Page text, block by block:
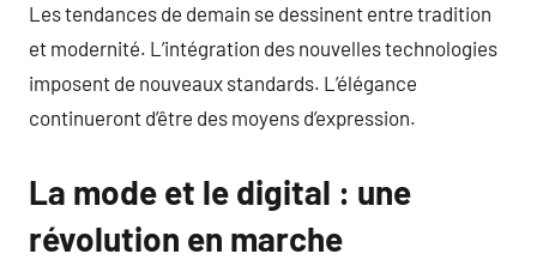
Les tendances de demain se dessinent entre tradition
et modernité. L’intégration des nouvelles technologies
imposent de nouveaux standards. L’élégance
continueront d’être des moyens d’expression.
La mode et le digital : une
révolution en marche